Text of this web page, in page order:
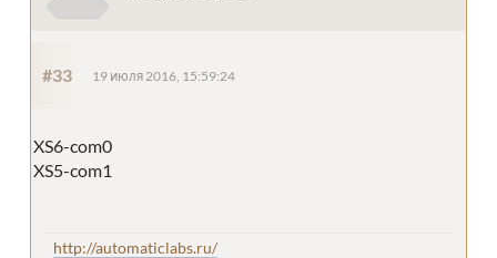
#33 19 июля 2016, 15:59:24
XS6-com0
XS5-com1
http://automaticlabs.ru/